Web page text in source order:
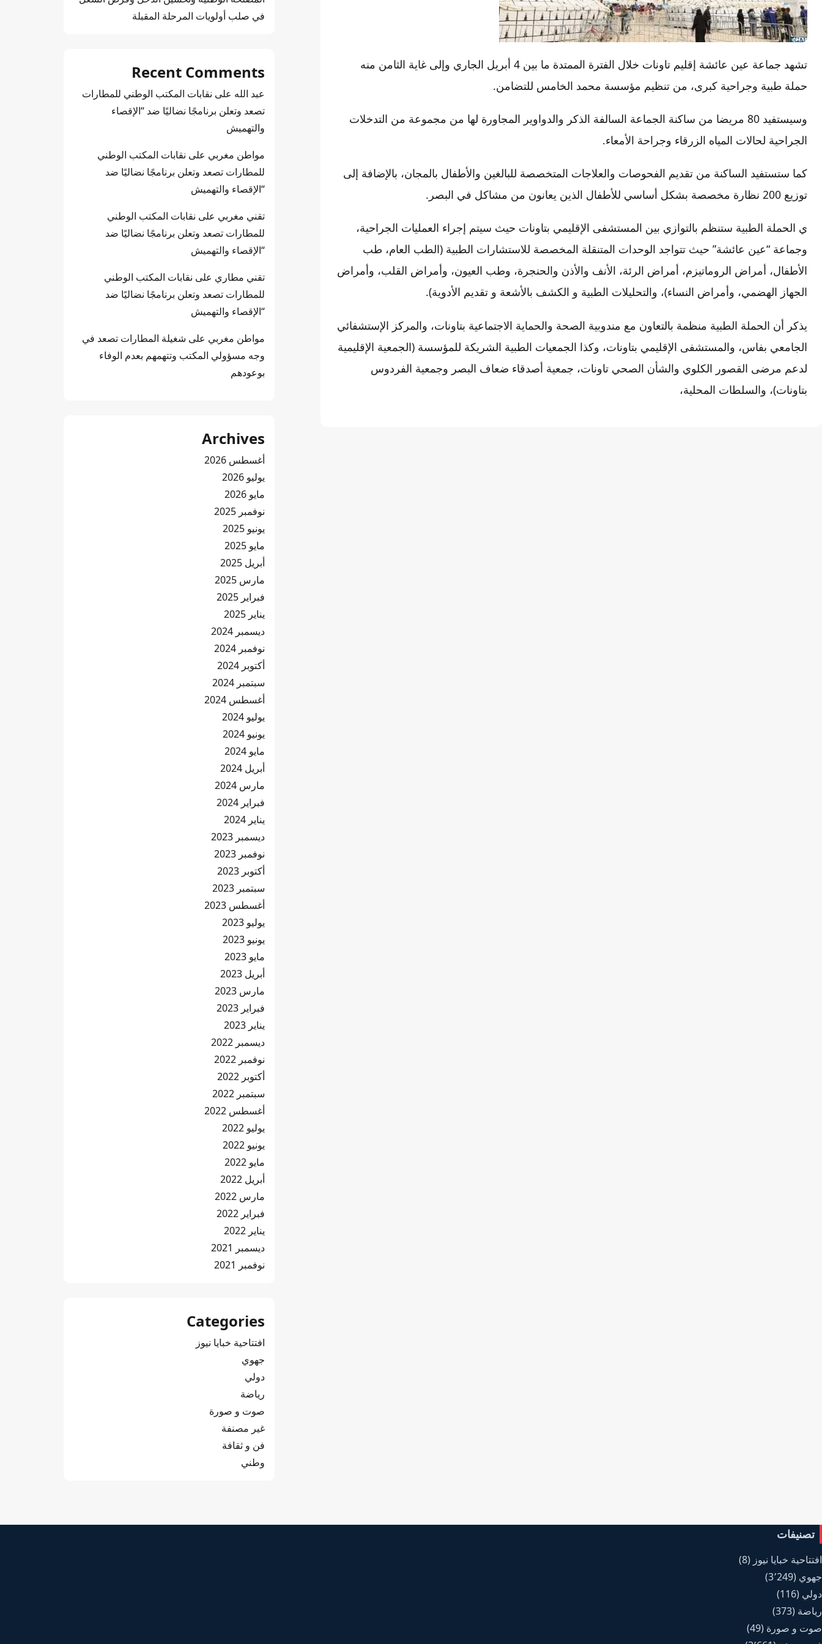
تشهد جماعة عين عائشة إقليم تاونات خلال الفترة الممتدة ما بين 4 أبريل الجاري وإلى غاية الثامن منه
حملة طبية وجراحية كبرى، من تنظيم مؤسسة محمد الخامس للتضامن.
وسيستفيد 80 مريضا من ساكنة الجماعة السالفة الذكر والدواوير المجاورة لها من مجموعة من التدخلات
الجراحية لحالات المياه الزرقاء وجراحة الأمعاء.
كما ستستفيد الساكنة من تقديم الفحوصات والعلاجات المتخصصة للبالغين والأطفال بالمجان، بالإضافة إلى
توزيع 200 نظارة مخصصة بشكل أساسي للأطفال الذين يعانون من مشاكل في البصر.
ي الحملة الطبية ستنظم بالتوازي بين المستشفى الإقليمي بتاونات حيث سيتم إجراء العمليات الجراحية،
وجماعة “عين عائشة” حيث تتواجد الوحدات المتنقلة المخصصة للاستشارات الطبية (الطب العام، طب
الأطفال، أمراض الروماتيزم، أمراض الرئة، الأنف والأذن والحنجرة، وطب العيون، وأمراض القلب، وأمراض
الجهاز الهضمي، وأمراض النساء)، والتحليلات الطبية و الكشف بالأشعة و تقديم الأدوية).
يذكر أن الحملة الطبية منظمة بالتعاون مع مندوبية الصحة والحماية الاجتماعية بتاونات، والمركز الإستشفائي
الجامعي بفاس، والمستشفى الإقليمي بتاونات، وكذا الجمعيات الطبية الشريكة للمؤسسة (الجمعية الإقليمية
لدعم مرضى القصور الكلوي والشأن الصحي تاونات، جمعية أصدقاء ضعاف البصر وجمعية الفردوس
بتاونات)، والسلطات المحلية،
في صلب أولويات المرحلة المقبلة
Recent Comments
عبد الله على نقابات المكتب الوطني للمطارات
تصعد وتعلن برنامجًا نضاليًا ضد “الإقصاء
والتهميش
مواطن مغربي على نقابات المكتب الوطني
للمطارات تصعد وتعلن برنامجًا نضاليًا ضد
“الإقصاء والتهميش
تقني مغربي على نقابات المكتب الوطني
للمطارات تصعد وتعلن برنامجًا نضاليًا ضد
“الإقصاء والتهميش
تقني مطاري على نقابات المكتب الوطني
للمطارات تصعد وتعلن برنامجًا نضاليًا ضد
“الإقصاء والتهميش
مواطن مغربي على شغيلة المطارات تصعد في
وجه مسؤولي المكتب وتتهمهم بعدم الوفاء
بوعودهم
Archives
أغسطس 2026
يوليو 2026
مايو 2026
نوفمبر 2025
يونيو 2025
مايو 2025
أبريل 2025
مارس 2025
فبراير 2025
يناير 2025
ديسمبر 2024
نوفمبر 2024
أكتوبر 2024
سبتمبر 2024
أغسطس 2024
يوليو 2024
يونيو 2024
مايو 2024
أبريل 2024
مارس 2024
فبراير 2024
يناير 2024
ديسمبر 2023
نوفمبر 2023
أكتوبر 2023
سبتمبر 2023
أغسطس 2023
يوليو 2023
يونيو 2023
مايو 2023
أبريل 2023
مارس 2023
فبراير 2023
يناير 2023
ديسمبر 2022
نوفمبر 2022
أكتوبر 2022
سبتمبر 2022
أغسطس 2022
يوليو 2022
يونيو 2022
مايو 2022
أبريل 2022
مارس 2022
فبراير 2022
يناير 2022
ديسمبر 2021
نوفمبر 2021
Categories
افتتاحية خبايا نيوز
جهوي
دولي
رياضة
صوت و صورة
غير مصنفة
فن و ثقافة
وطني
تصنيفات
افتتاحية خبايا نيوز (8)
جهوي (3٬249)
دولي (116)
رياضة (373)
صوت و صورة (49)